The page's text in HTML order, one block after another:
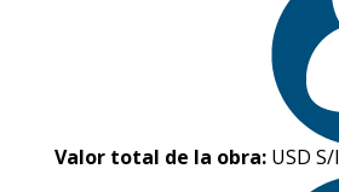
Valor total de la obra: USD S/I